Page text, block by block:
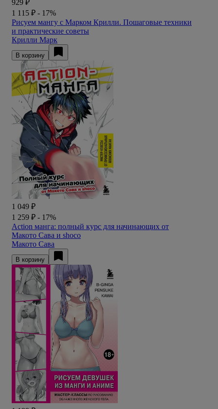
929 ₽
1 115 ₽ - 17%
Рисуем мангу с Марком Крилли. Пошаговые техники
и практические советы
Крилли Марк
В корзину
1 049 ₽
1 259 ₽ - 17%
Action манга: полный курс для начинающих от
Макото Сава и shoco
Макото Сава
В корзину